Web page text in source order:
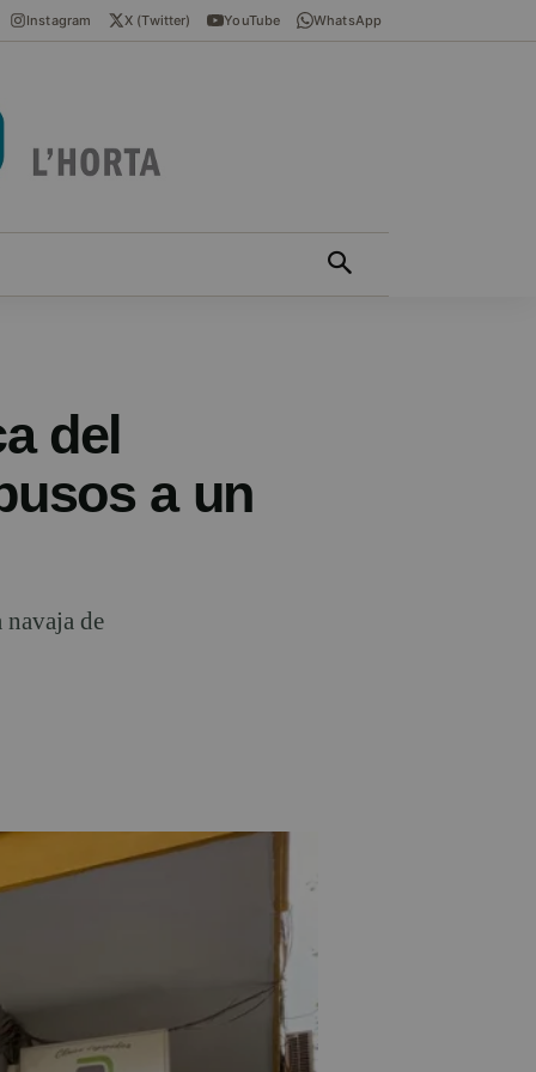
Instagram X (Twitter) YouTube WhatsApp
del
a un
navaja de